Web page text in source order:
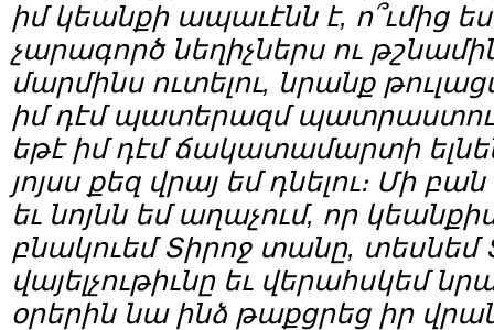
իմ կեանքի ապաւէնն է, ո՞ւմից
չարագործ նեղիչներս ու
մարմինս ուտելու, նրանք
իմ դէմ պատերազմ
եթէ իմ դէմ ճակատամարտի ելնեն,
յոյսս քեզ վրայ եմ դնելու։ Մի
եւ նոյնն եմ աղաչում, որ
բնակուեմ Տիրոջ տանը, տեսնեմ
վայելչութիւնը եւ վերահսկեմ
օրերին նա ինձ թաքցրեց իր